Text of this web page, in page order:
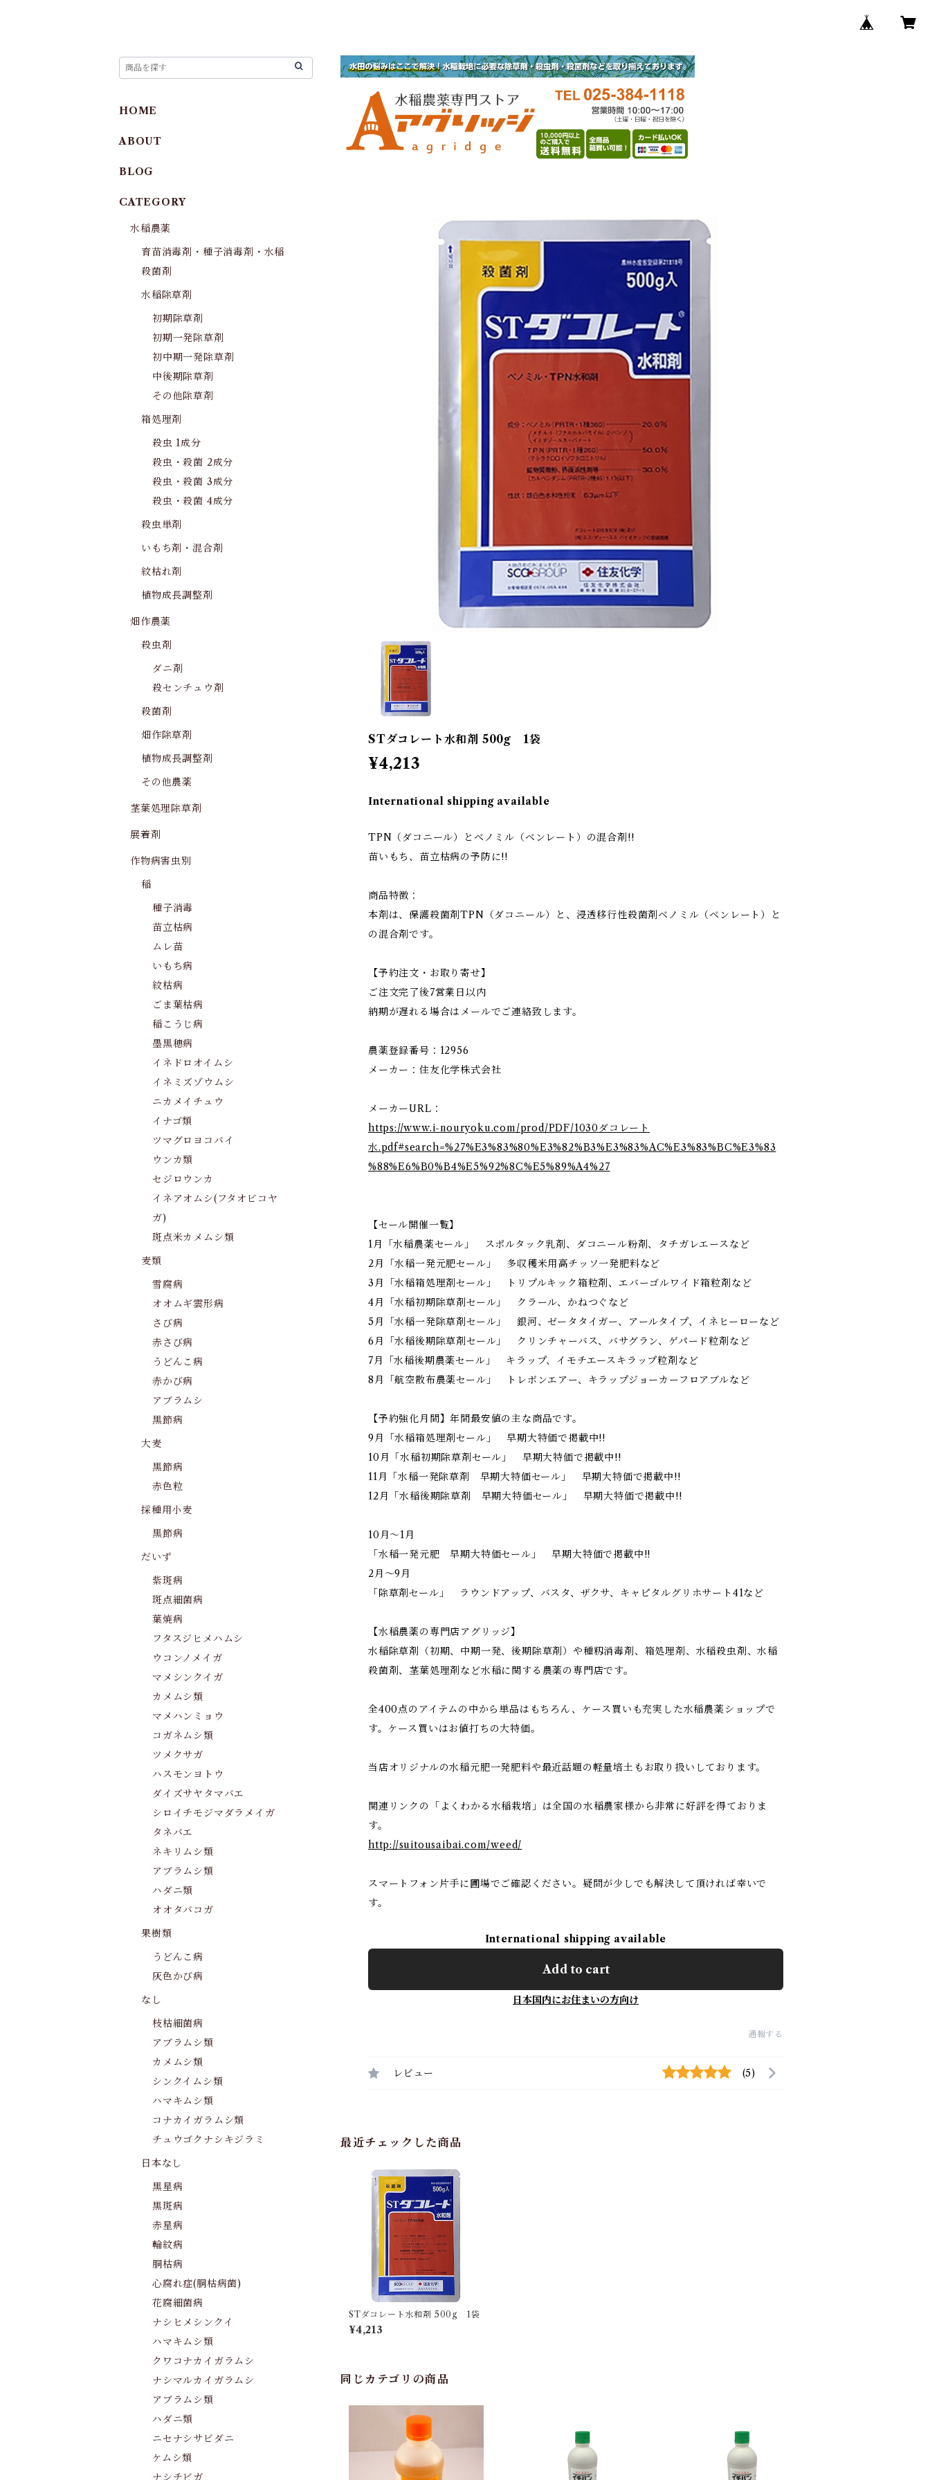
STダコレート水和剤 500g 1袋
¥4,213
International shipping available
TPN（ダコニール）とベノミル（ベンレート）の混合剤!!
苗いもち、苗立枯病の予防に!!
商品特徴：
本剤は、保護殺菌剤TPN（ダコニール）と、浸透移行性殺菌剤ベノミル（ベンレート）と
の混合剤です。
【予約注文・お取り寄せ】
ご注文完了後7営業日以内
納期が遅れる場合はメールでご連絡致します。
農薬登録番号：12956
メーカー：住友化学株式会社
メーカーURL：
https://www.i-nouryoku.com/prod/PDF/1030ダコレート
水.pdf#search=%27%E3%83%80%E3%82%B3%E3%83%AC%E3%83%BC%E3%83
%88%E6%B0%B4%E5%92%8C%E5%89%A4%27
【セール開催一覧】
1月「水稲農薬セール」 スポルタック乳剤、ダコニール粉剤、タチガレエースなど
2月「水稲一発元肥セール」 多収穫米用高チッソ一発肥料など
3月「水稲箱処理剤セール」 トリプルキック箱粒剤、エバーゴルワイド箱粒剤など
4月「水稲初期除草剤セール」 クラール、かねつぐなど
5月「水稲一発除草剤セール」 銀河、ゼータタイガー、アールタイプ、イネヒーローなど
6月「水稲後期除草剤セール」 クリンチャーバス、バサグラン、ゲパード粒剤など
7月「水稲後期農薬セール」 キラップ、イモチエースキラップ粒剤など
8月「航空散布農薬セール」 トレボンエアー、キラップジョーカーフロアブルなど
【予約強化月間】年間最安値の主な商品です。
9月「水稲箱処理剤セール」 早期大特価で掲載中!!
10月「水稲初期除草剤セール」 早期大特価で掲載中!!
11月「水稲一発除草剤 早期大特価セール」 早期大特価で掲載中!!
12月「水稲後期除草剤 早期大特価セール」 早期大特価で掲載中!!
10月～1月
「水稲一発元肥 早期大特価セール」 早期大特価で掲載中!!
2月～9月
「除草剤セール」 ラウンドアップ、バスタ、ザクサ、キャピタルグリホサート41など
【水稲農薬の専門店アグリッジ】
水稲除草剤（初期、中期一発、後期除草剤）や種籾消毒剤、箱処理剤、水稲殺虫剤、水稲
殺菌剤、茎葉処理剤など水稲に関する農薬の専門店です。
全400点のアイテムの中から単品はもちろん、ケース買いも充実した水稲農薬ショップで
す。ケース買いはお値打ちの大特価。
当店オリジナルの水稲元肥一発肥料や最近話題の軽量培土もお取り扱いしております。
関連リンクの「よくわかる水稲栽培」は全国の水稲農家様から非常に好評を得ておりま
す。
http://suitousaibai.com/weed/
スマートフォン片手に圃場でご確認ください。疑問が少しでも解決して頂ければ幸いで
す。
International shipping available
Add to cart
日本国内にお住まいの方向け
通報する
レビュー (5)
最近チェックした商品
STダコレート水和剤 500g 1袋
¥4,213
同じカテゴリの商品
HOME
ABOUT
BLOG
CATEGORY
水稲農薬
育苗消毒剤・種子消毒剤・水稲
殺菌剤
水稲除草剤
初期除草剤
初期一発除草剤
初中期一発除草剤
中後期除草剤
その他除草剤
箱処理剤
殺虫 1成分
殺虫・殺菌 2成分
殺虫・殺菌 3成分
殺虫・殺菌 4成分
殺虫単剤
いもち剤・混合剤
紋枯れ剤
植物成長調整剤
畑作農薬
殺虫剤
ダニ剤
殺センチュウ剤
殺菌剤
畑作除草剤
植物成長調整剤
その他農薬
茎葉処理除草剤
展着剤
作物病害虫別
稲
種子消毒
苗立枯病
ムレ苗
いもち病
紋枯病
ごま葉枯病
稲こうじ病
墨黒穂病
イネドロオイムシ
イネミズゾウムシ
ニカメイチュウ
イナゴ類
ツマグロヨコバイ
ウンカ類
セジロウンカ
イネアオムシ(フタオビコヤ
ガ)
斑点米カメムシ類
麦類
雪腐病
オオムギ雲形病
さび病
赤さび病
うどんこ病
赤かび病
アブラムシ
黒節病
大麦
黒節病
赤色粒
採種用小麦
黒節病
だいず
紫斑病
斑点細菌病
葉焼病
フタスジヒメハムシ
ウコンノメイガ
マメシンクイガ
カメムシ類
マメハンミョウ
コガネムシ類
ツメクサガ
ハスモンヨトウ
ダイズサヤタマバエ
シロイチモジマダラメイガ
タネバエ
ネキリムシ類
アブラムシ類
ハダニ類
オオタバコガ
果樹類
うどんこ病
灰色かび病
なし
枝枯細菌病
アブラムシ類
カメムシ類
シンクイムシ類
ハマキムシ類
コナカイガラムシ類
チュウゴクナシキジラミ
日本なし
黒星病
黒斑病
赤星病
輪紋病
胴枯病
心腐れ症(胴枯病菌)
花腐細菌病
ナシヒメシンクイ
ハマキムシ類
クワコナカイガラムシ
ナシマルカイガラムシ
アブラムシ類
ハダニ類
ニセナシサビダニ
ケムシ類
ナシチビガ